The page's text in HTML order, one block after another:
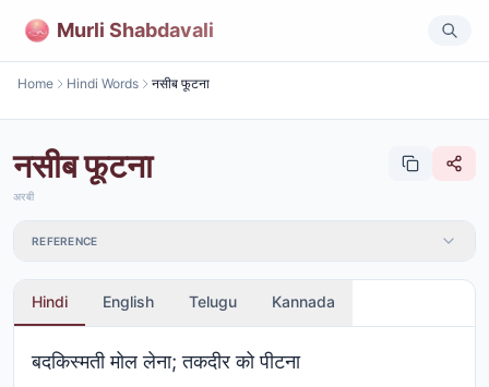
Murli Shabdavali
Home Hindi Words नसीब फूटना
नसीब फूटना
अरबी
REFERENCE
Hindi English Telugu Kannada
बदकिस्मती मोल लेना; तकदीर को पीटना